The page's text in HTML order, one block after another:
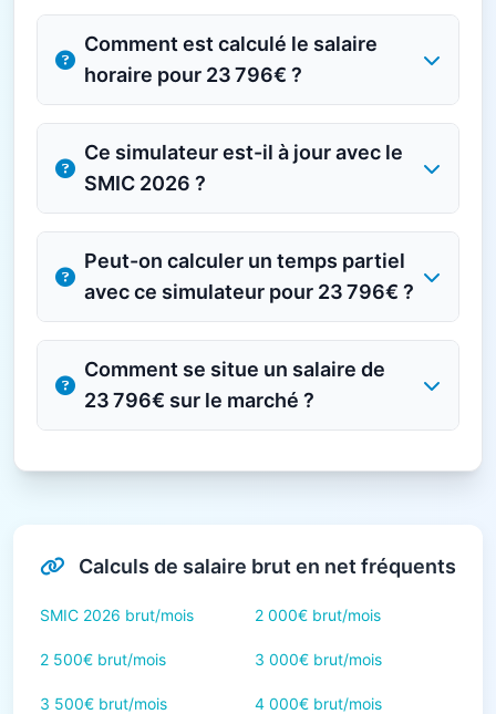
Comment est calculé le salaire
horaire pour 23 796€ ?
Ce simulateur est-il à jour avec le
SMIC 2026 ?
Peut-on calculer un temps partiel
avec ce simulateur pour 23 796€ ?
Comment se situe un salaire de
23 796€ sur le marché ?
Calculs de salaire brut en net fréquents
SMIC 2026 brut/mois 2 000€ brut/mois
2 500€ brut/mois 3 000€ brut/mois
3 500€ brut/mois 4 000€ brut/mois